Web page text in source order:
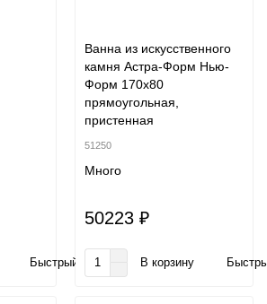
Быстрый заказ
Ванна из искусственного
камня Астра-Форм Нью-
Форм 170x80
прямоугольная,
пристенная
51250
Много
50223 ₽
В корзину